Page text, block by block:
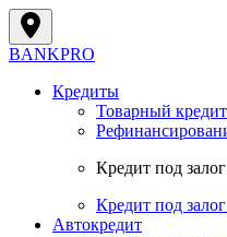
BANKPRO
Кредиты
Товарный кредит
Кредит под
Кредит под
Автокредит